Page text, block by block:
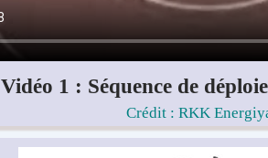
Vidéo 1 : Séquence de
Crédit : RKK